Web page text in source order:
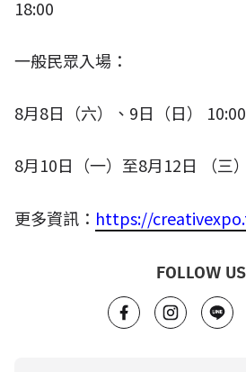
18:00​
一般民眾入場：
8月8日（六）、 9日（日）
8月10日（一）至8月12日 （三）
更多資訊： https://
FOLLOW US